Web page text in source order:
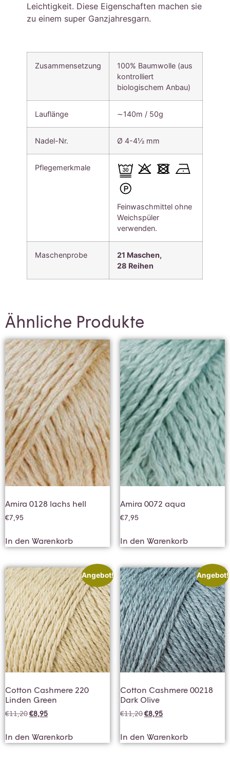
Leichtigkeit. Diese Eigenschaften machen sie
zu einem super Ganzjahresgarn.
Zusammensetzung
100% Baumwolle (aus
kontrolliert
biologischem Anbau)
Lauflänge ∼140m / 50g
Nadel-Nr. Ø 4-4½ mm
Pflegemerkmale
Feinwaschmittel ohne
Weichspüler
verwenden.
Maschenprobe
21 Maschen,
28 Reihen
Ähnliche Produkte
Amira 0128 lachs hell
€7,95
In den Warenkorb
Amira 0072 aqua
€7,95
In den Warenkorb
Angebot!
Cotton Cashmere 220
Linden Green
€11,20€8,95
In den Warenkorb
Angebot!
Cotton Cashmere 00218
Dark Olive
€11,20€8,95
In den Warenkorb